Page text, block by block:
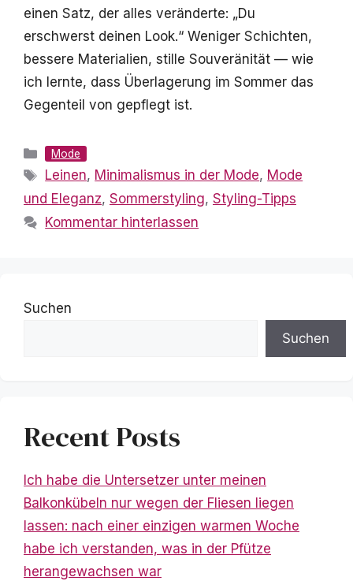
einen Satz, der alles veränderte: „Du
erschwerst deinen Look.“ Weniger Schichten,
bessere Materialien, stille Souveränität — wie
ich lernte, dass Überlagerung im Sommer das
Gegenteil von gepflegt ist.
Kategorien
Mode
Schlagwörter
Leinen, Minimalismus in der Mode, Mode
und Eleganz, Sommerstyling, Styling-Tipps
Kommentar hinterlassen
Suchen
Suchen
Recent Posts
Ich habe die Untersetzer unter meinen
Balkonkübeln nur wegen der Fliesen liegen
lassen: nach einer einzigen warmen Woche
habe ich verstanden, was in der Pfütze
herangewachsen war